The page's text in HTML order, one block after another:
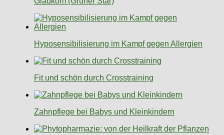
Hyposensibilisierung im Kampf gegen Allergien
Fit und schön durch Crosstraining
Zahnpflege bei Babys und Kleinkindern